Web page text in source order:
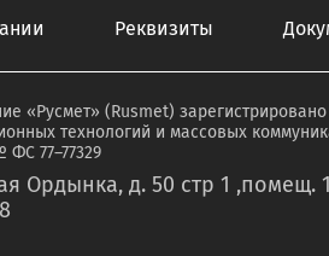
Реквизиты
«Русмет» (Rusmet)
технологий и массовых
77–77329
Ордынка, д. 50 стр 1 ,помещ.